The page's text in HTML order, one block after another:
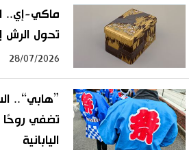
ماكي-إي..
تحول الرش
28/07/2026
”هابي“..
تضفي روحًا
اليابانية